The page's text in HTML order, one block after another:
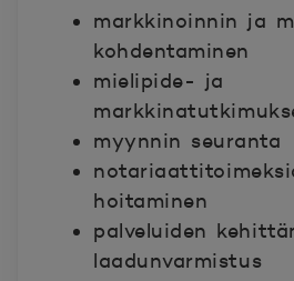
markkinoinnin ja
kohdentaminen
mielipide- ja
myynnin seuranta
hoitaminen
palveluiden
laadunvarmistus